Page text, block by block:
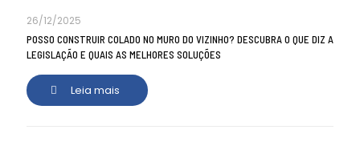
26/12/2025
POSSO CONSTRUIR COLADO NO MURO DO VIZINHO? DESCUBRA O QUE DIZ A
LEGISLAÇÃO E QUAIS AS MELHORES SOLUÇÕES
Leia mais